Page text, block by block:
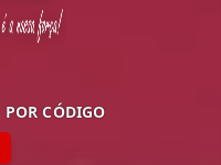
POR CÓDIGO